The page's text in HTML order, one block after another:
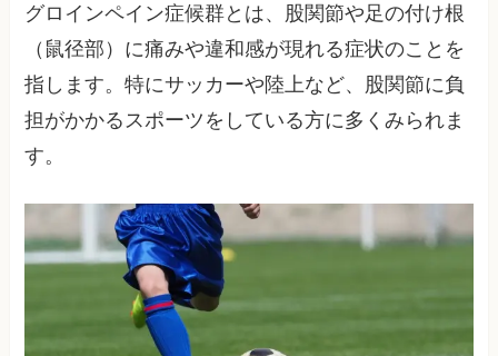
グロインペイン症候群とは、股関節や足の付け根
（鼠径部）に痛みや違和感が現れる症状のことを
指します。特にサッカーや陸上など、股関節に負
担がかかるスポーツをしている方に多くみられま
す。